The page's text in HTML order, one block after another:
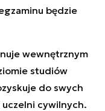
będzie
wewnętrznym
studiów
do swych
cywilnych.